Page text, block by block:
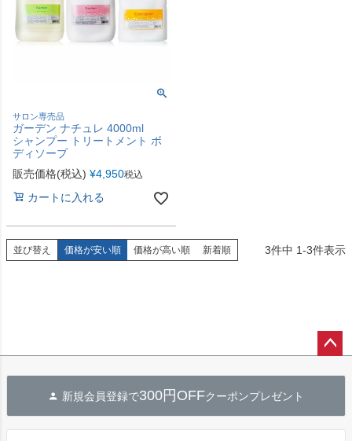
サロン専売品
ガーデン ナチュレ 4000ml
シャンプー トリートメント ボ
ディソープ
販売価格(税込) ¥4,950税込
カートに入れる
並び替え 価格が安い順 価格が高い順 新着順 3件中 1-3件表示
へ
新規会員登録で300円OFFクーポンプレゼント